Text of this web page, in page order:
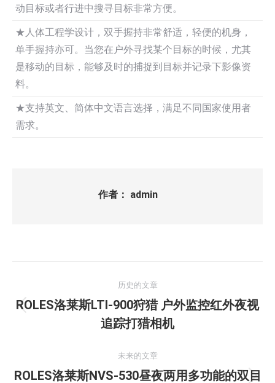
动目标或者行进中搜寻目标非常方便。
★人体工程学设计，双手握持非常舒适，轻便的机身，
单手握持亦可。当您在户外寻找某个目标的时候，尤其
是移动的目标，能够及时的捕捉到目标并记录下影像资
料。
★支持英文、简体中文语言选择，满足不同国家使用者
需求。
作者： admin
章
历史的文章
历
史
ROLES洛莱斯LTI-900狩猎 户外监控红外夜视
追踪打猎相机
未来的文章
ROLES洛莱斯NVS-530昼夜两用多功能的双目